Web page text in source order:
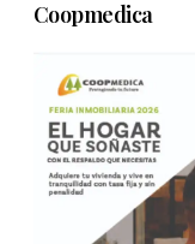
Coopmedica